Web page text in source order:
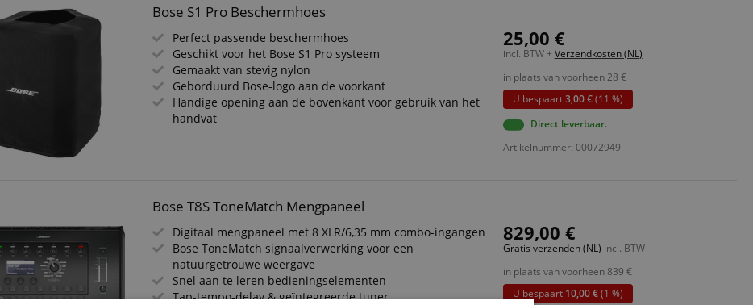
Bose S1 Pro Beschermhoes
Perfect passende beschermhoes
Geschikt voor het Bose S1 Pro systeem
Gemaakt van stevig nylon
Geborduurd Bose-logo aan de voorkant
Handige opening aan de bovenkant voor gebruik van het
handvat
25,00 €
incl. BTW + Verzendkosten (NL)
in plaats van voorheen28 €
U bespaart3,00 €(11 %)
Direct leverbaar.
Artikelnummer: 00072949
Bose T8S ToneMatch Mengpaneel
Digitaal mengpaneel met 8 XLR/6,35 mm combo-ingangen
Bose ToneMatch signaalverwerking voor een
natuurgetrouwe weergave
Snel aan te leren bedieningselementen
Tap-tempo-delay & geïntegreerde tuner
829,00 €
Gratis verzenden (NL) incl. BTW
in plaats van voorheen839 €
U bespaart 10,00 €(1 %)